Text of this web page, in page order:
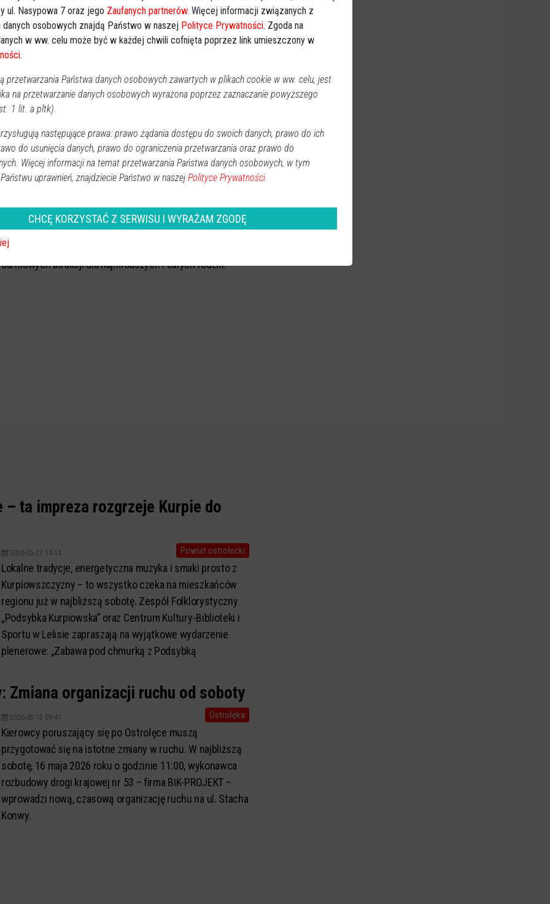
Do niebezpiecznego zdarzenia doszło w środę, 27 maja, w
miejscowości Łęg Przedmiejski pod Ostrołęką. Wadliwa
instalacja przesyłowa energii elektrycznej doprowadziła
do zerwania linii i wybuchu pożaru na terenie prywatnej
posesji. Ogień pojawił się niebezpiecznie blisko
drewnianego budynku mieszkalnego.
Wyjątkowy parafialny festyn
Powiat ostrołecki
2026-05-28 10:35
goście będą mieli okazję wziąć udział w Parafialnym
Festynie Rodzinnym pod hasłem „Rozwijaj talent z
Mazowszem”. Organizatorzy przygotowali masę
darmowych atrakcji dla najmłodszych i całych rodzin.
ta impreza rozgrzeje Kurpie do
Powiat ostrołecki
2026-05-27 14:14
Lokalne tradycje, energetyczna muzyka i smaki prosto z
Kurpiowszczyzny – to wszystko czeka na mieszkańców
regionu już w najbliższą sobotę. Zespół Folklorystyczny
„Podsybka Kurpiowska” oraz Centrum Kultury-Biblioteki i
Sportu w Lelisie zapraszają na wyjątkowe wydarzenie
plenerowe: „Zabawa pod chmurką z Podsybką
Zmiana organizacji ruchu od soboty
Ostrołęka
2026-05-15 09:41
Kierowcy poruszający się po Ostrołęce muszą
przygotować się na istotne zmiany w ruchu. W najbliższą
sobotę, 16 maja 2026 roku o godzinie 11:00, wykonawca
rozbudowy drogi krajowej nr 53 – firma BIK-PROJEKT –
wprowadzi nową, czasową organizację ruchu na ul. Stacha
Konwy.
ul. Nasypowa 7 oraz jego Zaufanych partnerów. Więcej informacji związanych z
osobowych znajdą Państwo w naszej Polityce Prywatności. Zgoda na
w ww. celu może być w każdej chwili cofnięta poprzez link umieszczony w
.
przetwarzania Państwa danych osobowych zawartych w plikach cookie w ww. celu, jest
na przetwarzanie danych osobowych wyrażona poprzez zaznaczanie powyższego
1 lit. a pltk).
następujące prawa: prawo żądania dostępu do swoich danych, prawo do ich
do usunięcia danych, prawo do ograniczenia przetwarzania oraz prawo do
Więcej informacji na temat przetwarzania Państwa danych osobowych, w tym
uprawnień, znajdziecie Państwo w naszej Polityce Prywatności.
CHCĘ KORZYSTAĆ Z SERWISU I WYRAŻAM ZGODĘ